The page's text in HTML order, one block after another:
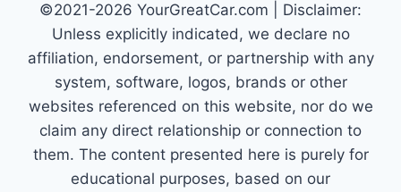
©2021-2026 YourGreatCar.com | Disclaimer:
Unless explicitly indicated, we declare no
affiliation, endorsement, or partnership with any
system, software, logos, brands or other
websites referenced on this website, nor do we
claim any direct relationship or connection to
them. The content presented here is purely for
educational purposes, based on our